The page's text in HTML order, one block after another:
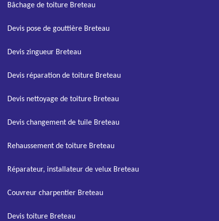
Bâchage de toiture Breteau
Devis pose de gouttière Breteau
Devis zingueur Breteau
Devis réparation de toiture Breteau
Devis nettoyage de toiture Breteau
Devis changement de tuile Breteau
Rehaussement de toiture Breteau
Réparateur, installateur de velux Breteau
Couvreur charpentier Breteau
Devis toiture Breteau